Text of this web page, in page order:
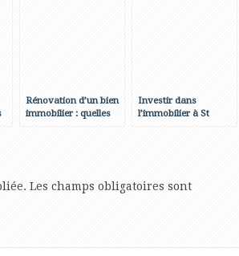
Rénovation d’un bien
immobilier : quelles
Investir dans
l’immobilier à St
Les champs obligatoires sont